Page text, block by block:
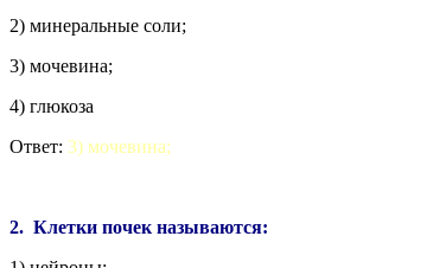
2) минеральные соли;
3) мочевина;
4) глюкоза
Ответ: 3) мочевина;
2. Клетки почек называются: